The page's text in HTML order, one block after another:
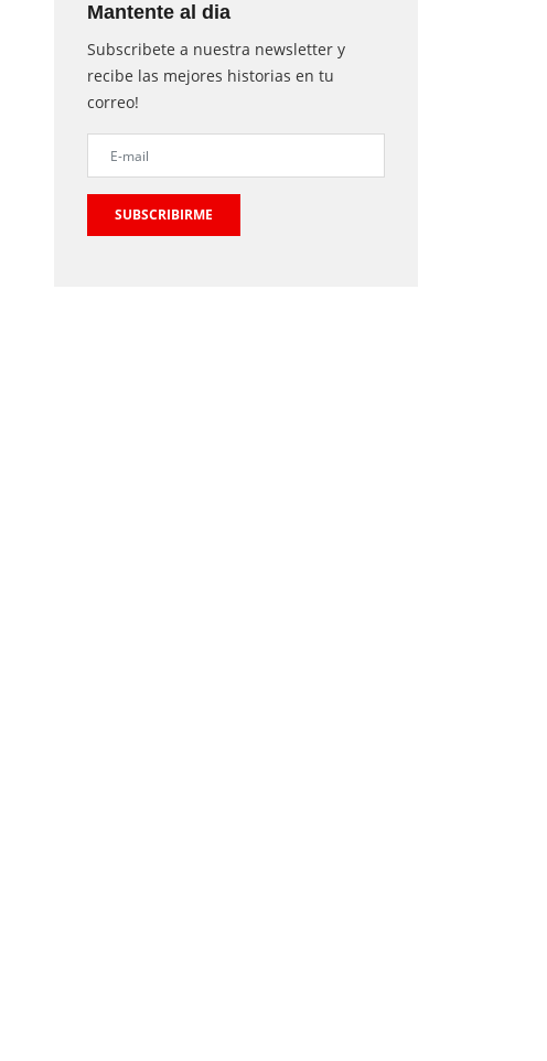
Mantente al dia
Subscribete a nuestra newsletter y
recibe las mejores historias en tu
correo!
SUBSCRIBIRME